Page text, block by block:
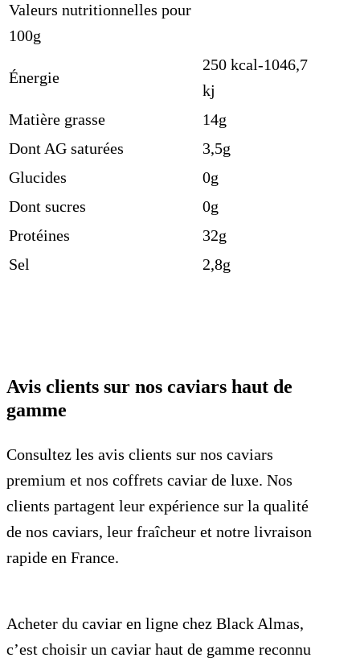
Valeurs nutritionnelles pour
100g
Énergie
250 kcal-1046,7
kj
Matière grasse
14g
Dont AG saturées
3,5g
Glucides
0g
Dont sucres
0g
Protéines
32g
Sel
2,8g
Avis clients sur nos caviars haut de
gamme
Consultez les avis clients sur nos caviars
premium et nos coffrets caviar de luxe. Nos
clients partagent leur expérience sur la qualité
de nos caviars, leur fraîcheur et notre livraison
rapide en France.
Acheter du caviar en ligne chez Black Almas,
c’est choisir un caviar haut de gamme reconnu